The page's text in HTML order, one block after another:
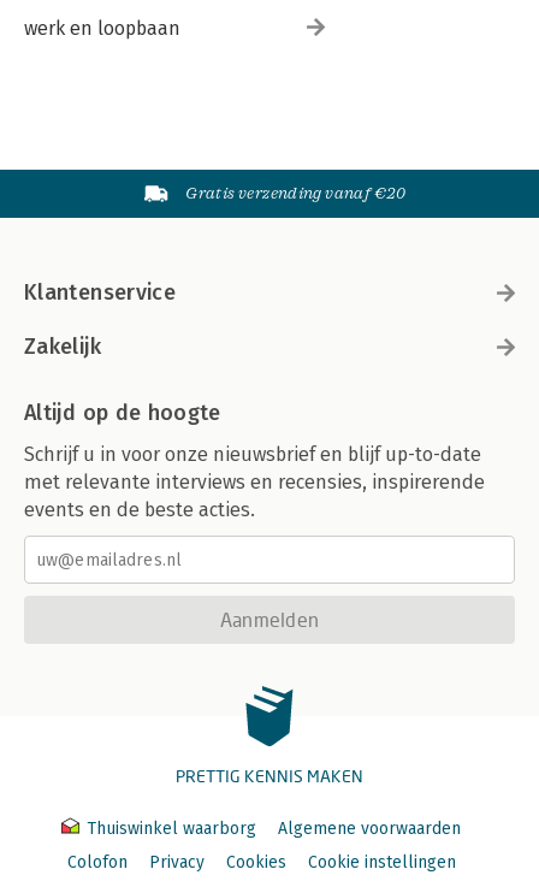
werk en loopbaan
Gratis verzending vanaf €20
Klantenservice
Zakelijk
Altijd op de hoogte
Schrijf u in voor onze nieuwsbrief en blijf up-to-date
met relevante interviews en recensies, inspirerende
events en de beste acties.
Aanmelden
PRETTIG KENNIS MAKEN
Thuiswinkel waarborg
Algemene voorwaarden
Colofon
Privacy Cookies Cookie instellingen